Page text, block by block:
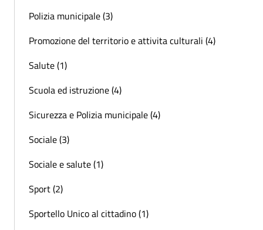
Polizia municipale (3)
Promozione del territorio e attivita culturali (4)
Salute (1)
Scuola ed istruzione (4)
Sicurezza e Polizia municipale (4)
Sociale (3)
Sociale e salute (1)
Sport (2)
Sportello Unico al cittadino (1)